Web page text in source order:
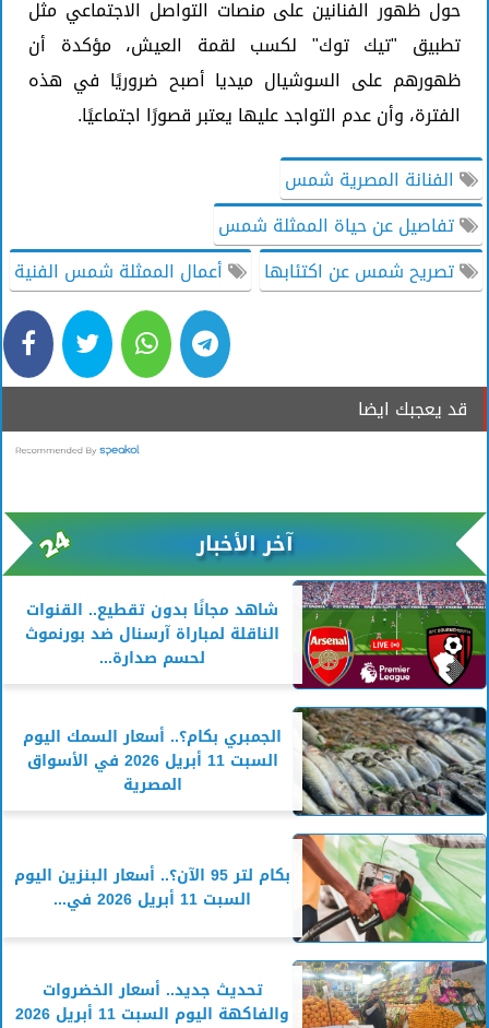
حول ظهور الفنانين على منصات التواصل الاجتماعي مثل
تطبيق "تيك توك" لكسب لقمة العيش، مؤكدة أن
ظهورهم على السوشيال ميديا أصبح ضروريًا في هذه
الفترة، وأن عدم التواجد عليها يعتبر قصورًا اجتماعيًا.
الفنانة المصرية شمس
تفاصيل عن حياة الممثلة شمس
تصريح شمس عن اكتئابها
أعمال الممثلة شمس الفنية
قد يعجبك ايضا
آخر الأخبار
شاهد مجانًا بدون تقطيع.. القنوات
الناقلة لمباراة آرسنال ضد بورنموث
لحسم صدارة...
الجمبري بكام؟.. أسعار السمك اليوم
السبت 11 أبريل 2026 في الأسواق
المصرية
بكام لتر 95 الآن؟.. أسعار البنزين اليوم
السبت 11 أبريل 2026 في...
تحديث جديد.. أسعار الخضروات
والفاكهة اليوم السبت 11 أبريل 2026